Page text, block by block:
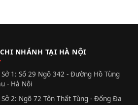
NHÁNH TẠI HÀ NỘI
Sở 1: Số 29 Ngõ 342 - Đường Hồ Tùng
- Hà Nội
Sở 2: Ngõ 72 Tôn Thất Tùng - Đống Đa